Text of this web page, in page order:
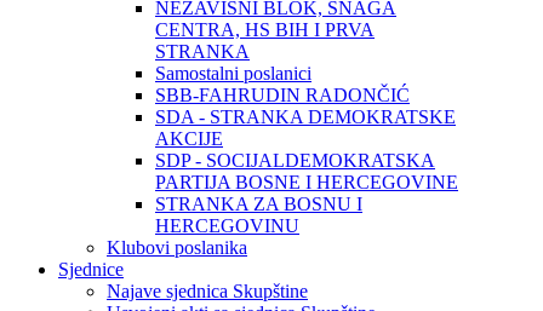
NEZAVISNI BLOK, SNAGA
CENTRA, HS BIH I PRVA
STRANKA
Samostalni poslanici
SBB-FAHRUDIN RADONČIĆ
SDA - STRANKA DEMOKRATSKE
AKCIJE
SDP - SOCIJALDEMOKRATSKA
PARTIJA BOSNE I HERCEGOVINE
STRANKA ZA BOSNU I
HERCEGOVINU
Klubovi poslanika
Sjednice
Najave sjednica Skupštine